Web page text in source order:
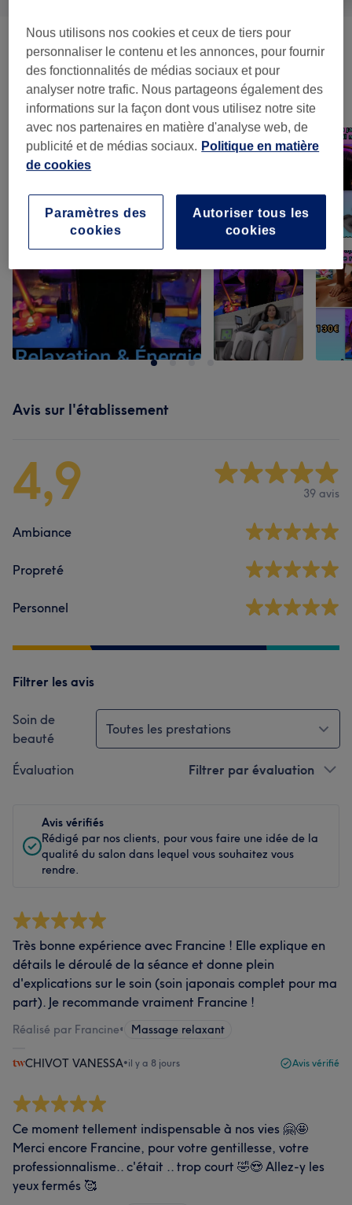
Head Spa Japonais (8) à partir de 50 €
Notre travail
Appuyez sur l'image pour voir plus de détails
Avis sur l'établissement
4,9 39 avis
Ambiance
Propreté
Personnel
Filtrer les avis
Soin de
beauté
Toutes les prestations
Évaluation Filtrer par évaluation
Avis vérifiés
Rédigé par nos clients, pour vous faire une idée de la
qualité du salon dans lequel vous souhaitez vous
rendre.
Très bonne expérience avec Francine ! Elle explique en
détails le déroulé de la séance et donne plein
d'explications sur le soin (soin japonais complet pour ma
part). Je recommande vraiment Francine !
Réalisé par Francine• Massage relaxant
CHIVOT VANESSA•il y a 8 jours Avis vérifié
Ce moment tellement indispensable à nos vies 🤗🤩
Merci encore Francine, pour votre gentillesse, votre
professionnalisme.. c'était .. trop court 🤣😍 Allez-y les
yeux fermés 🥰
Nous utilisons nos cookies et ceux de tiers pour
personnaliser le contenu et les annonces, pour fournir
des fonctionnalités de médias sociaux et pour
analyser notre trafic. Nous partageons également des
informations sur la façon dont vous utilisez notre site
avec nos partenaires en matière d'analyse web, de
publicité et de médias sociaux. Politique en matière
de cookies
Autoriser tous les
cookies
Paramètres des
cookies